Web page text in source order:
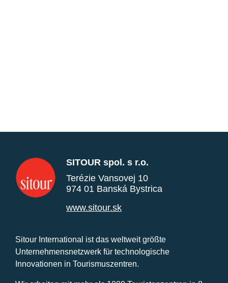
SITOUR spol. s r.o.
Terézie Vansovej 10
974 01 Banská Bystrica
www.sitour.sk
Sitour International ist das weltweit größte
Unternehmensnetzwerk für technologische
Innovationen in Tourismuszentren.